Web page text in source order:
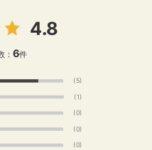
4.8
： 6件
(5)
(1)
(0)
(0)
(0)